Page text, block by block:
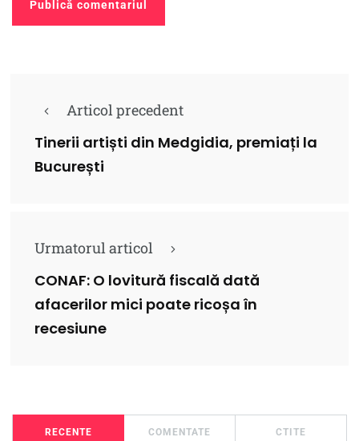
Articol precedent
Tinerii artiști din Medgidia, premiați la
București
Urmatorul articol
CONAF: O lovitură fiscală dată
afacerilor mici poate ricoșa în
recesiune
RECENTE COMENTATE CTITE